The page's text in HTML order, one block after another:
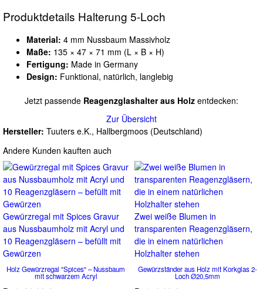
Produktdetails Halterung 5-Loch
Material: 4 mm Nussbaum Massivholz
Maße: 135 × 47 × 71 mm (L × B × H)
Fertigung: Made in Germany
Design: Funktional, natürlich, langlebig
Jetzt passende Reagenzglashalter aus Holz entdecken:
Zur Übersicht
Hersteller: Tuuters e.K., Hallbergmoos (Deutschland)
Andere Kunden kauften auch
Gewürzregal mit Spices Gravur
aus Nussbaumholz mit Acryl und
10 Reagenzgläsern – befüllt mit
Gewürzen
Holz Gewürzregal "Spices" – Nussbaum
mit schwarzem Acryl
Zwei weiße Blumen in
transparenten Reagenzgläsern,
die in einem natürlichen
Holzhalter stehen
Gewürzständer aus Holz mit Korkglas 2-
Loch Ø20,5mm